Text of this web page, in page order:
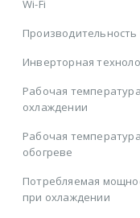
Wi-Fi
Инверторная
Рабочая
охлаждении
Рабочая
обогреве
Потребляемая
при охлаждении